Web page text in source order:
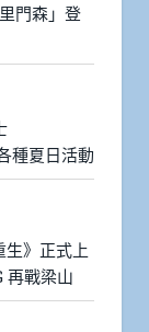
門森」登
種夏日活動
生》正式上
再戰梁山